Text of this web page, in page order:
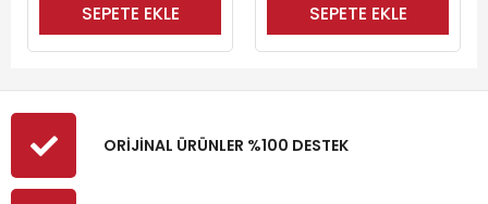
SEPETE EKLE SEPETE EKLE
ORİJİNAL ÜRÜNLER %100 DESTEK